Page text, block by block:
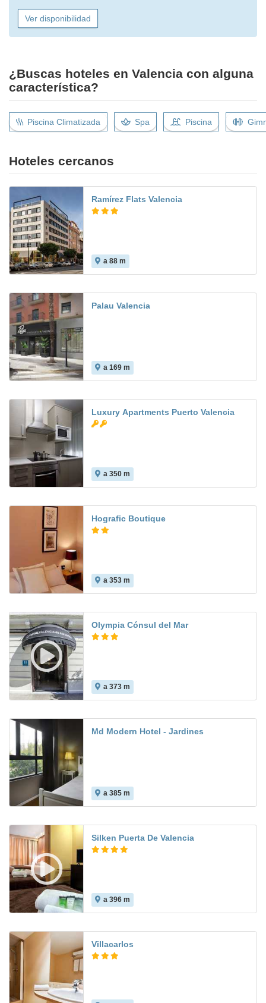
Ver disponibilidad
¿Buscas hoteles en Valencia con alguna
característica?
Piscina Climatizada Spa Piscina
Hoteles cercanos
Ramírez Flats Valencia
a 88 m
Palau Valencia
a 169 m
Luxury Apartments Puerto Valencia
a 350 m
Hografic Boutique
a 353 m
Olympia Cónsul del Mar
a 373 m
Md Modern Hotel - Jardines
a 385 m
Silken Puerta De Valencia
a 396 m
Villacarlos